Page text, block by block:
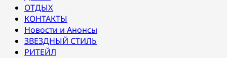
ОТДЫХ
КОНТАКТЫ
Новости и Анонсы
ЗВЕЗДНЫЙ СТИЛЬ
РИТЕЙЛ